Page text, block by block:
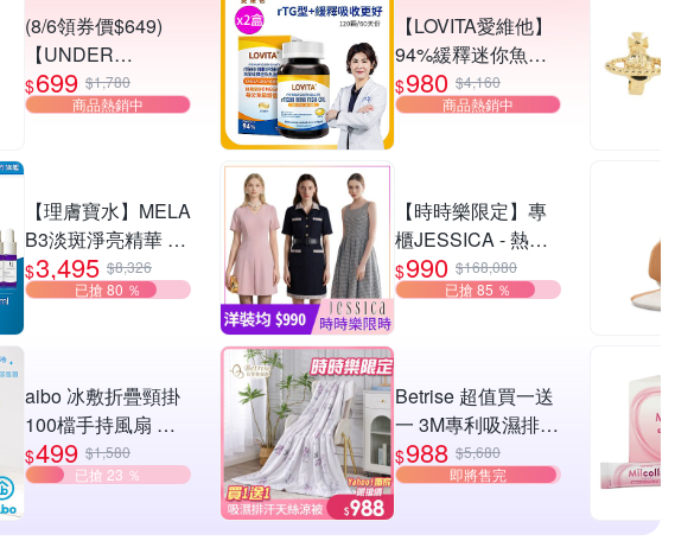
(8/6領券價$649)
【UNDER
ARMOUR】UA 男
女同款 Hustle Lite
$699 $1,780
商品熱銷中
【理膚寶水】MELA
B3淡斑淨亮精華 雙
入特談組
$3,495 $8,326
已搶 80 ％
aibo 冰敷折疊頸掛
100檔手持風扇 任
選均一價
$499 $1,580
已搶 23 ％
【LOVITA愛維他】
94%緩釋迷你魚油
(120顆x2盒)
$980 $4,160
商品熱銷中
【時時樂限定】專
櫃JESSICA - 熱銷
洋裝-20款任選(原價
16,800/0.06折up)獨
$990 $168,080
已搶 85 ％
Betrise 超值買一送
一 3M專利吸濕排汗
天絲鋪棉涼被
150x195cm(多款任
$988 $5,680
即將售完